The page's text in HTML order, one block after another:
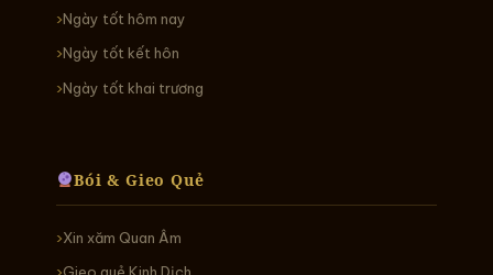
Ngày tốt hôm nay
Ngày tốt kết hôn
Ngày tốt khai trương
Bói & Gieo Quẻ
Xin xăm Quan Âm